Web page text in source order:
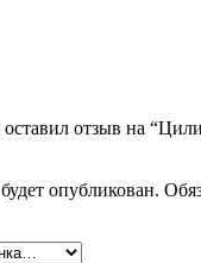
оставил отзыв на
опубликован.